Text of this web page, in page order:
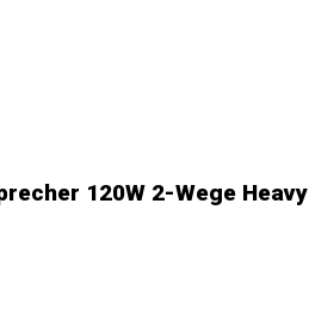
120W 2-Wege Heavy